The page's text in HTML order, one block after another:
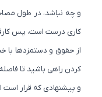
و چه نباشد، در طول مصاحبه
کاری درست است، پس
ز حقوق و دستمزدها با خبر
کردن راهی باشید تا فاصله
و پیشنهادی که قرار است